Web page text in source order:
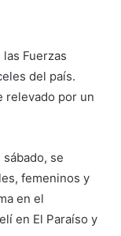
Fuerzas
del país.
relevado por un
se
femeninos y
en el
en El Paraíso y